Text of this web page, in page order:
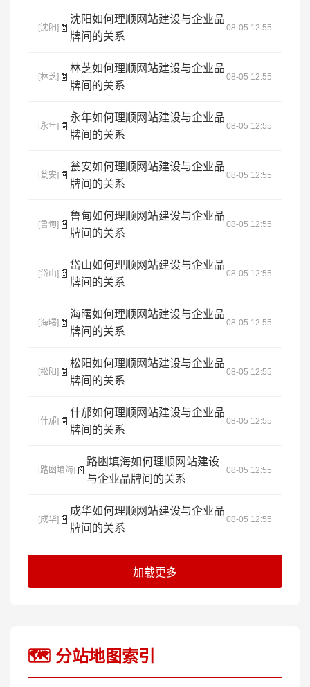
[沈阳] 📄
沈阳如何理顺网站建设与企业品
牌间的关系
08-05 12:55
[林芝] 📄
林芝如何理顺网站建设与企业品
牌间的关系
08-05 12:55
[永年] 📄
永年如何理顺网站建设与企业品
牌间的关系
08-05 12:55
[瓮安] 📄
瓮安如何理顺网站建设与企业品
牌间的关系
08-05 12:55
[鲁甸] 📄
鲁甸如何理顺网站建设与企业品
牌间的关系
08-05 12:55
[岱山] 📄
岱山如何理顺网站建设与企业品
牌间的关系
08-05 12:55
[海曙] 📄
海曙如何理顺网站建设与企业品
牌间的关系
08-05 12:55
[松阳] 📄
松阳如何理顺网站建设与企业品
牌间的关系
08-05 12:55
[什邡] 📄
什邡如何理顺网站建设与企业品
牌间的关系
08-05 12:55
[路凼填海] 📄
路凼填海如何理顺网站建设
与企业品牌间的关系
08-05 12:55
[成华] 📄
成华如何理顺网站建设与企业品
牌间的关系
08-05 12:55
加载更多
🗺️ 分站地图索引